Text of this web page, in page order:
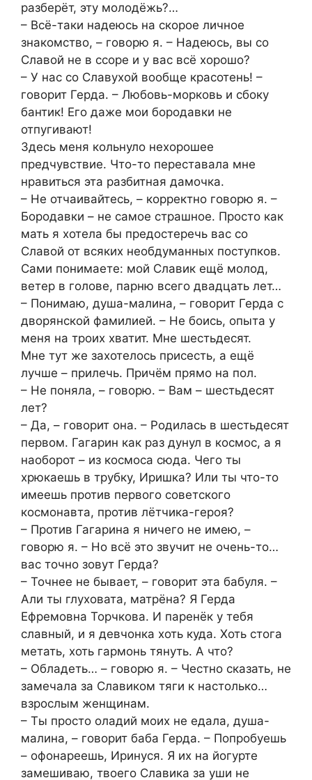
разберёт, эту молодёжь?…
– Всё-таки надеюсь на скорое личное
знакомство, – говорю я. – Надеюсь, вы со
Славой не в ссоре и у вас всё хорошо?
– У нас со Славухой вообще красотень! –
говорит Герда. – Любовь-морковь и сбоку
бантик! Его даже мои бородавки не
отпугивают!
Здесь меня кольнуло нехорошее
предчувствие. Что-то переставала мне
нравиться эта разбитная дамочка.
– Не отчаивайтесь, – корректно говорю я. –
Бородавки – не самое страшное. Просто как
мать я хотела бы предостеречь вас со
Славой от всяких необдуманных поступков.
Сами понимаете: мой Славик ещё молод,
ветер в голове, парню всего двадцать лет…
– Понимаю, душа-малина, – говорит Герда с
дворянской фамилией. – Не боись, опыта у
меня на троих хватит. Мне шестьдесят.
Мне тут же захотелось присесть, а ещё
лучше – прилечь. Причём прямо на пол.
– Не поняла, – говорю. – Вам – шестьдесят
лет?
– Да, – говорит она. – Родилась в шестьдесят
первом. Гагарин как раз дунул в космос, а я
наоборот – из космоса сюда. Чего ты
хрюкаешь в трубку, Иришка? Или ты что-то
имеешь против первого советского
космонавта, против лётчика-героя?
– Против Гагарина я ничего не имею, –
говорю я. – Но всё это звучит не очень-то…
вас точно зовут Герда?
– Точнее не бывает, – говорит эта бабуля. –
Али ты глуховата, матрёна? Я Герда
Ефремовна Торчкова. И паренёк у тебя
славный, и я девчонка хоть куда. Хоть стога
метать, хоть гармонь тянуть. А что?
– Обладеть… – говорю я. – Честно сказать, не
замечала за Славиком тяги к настолько…
взрослым женщинам.
– Ты просто оладий моих не едала, душа-
малина, – говорит баба Герда. – Попробуешь
– офонареешь, Иринуся. Я их на йогурте
замешиваю, твоего Славика за уши не